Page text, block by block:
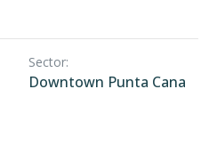
Sector:
Downtown Punta Cana